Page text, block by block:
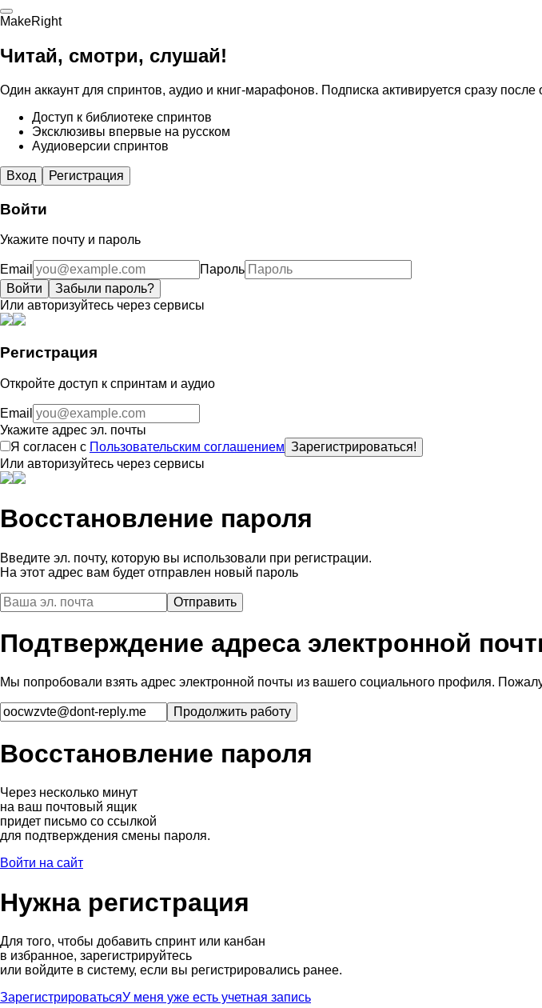
MakeRight
Читай, смотри, слушай!
Один аккаунт для спринтов, аудио и книг-марафонов. Подписка активируется сразу после
Доступ к библиотеке спринтов
Эксклюзивы впервые на русском
Аудиоверсии спринтов
Вход Регистрация
Войти
Укажите почту и пароль
Email
Пароль
Войти
Забыли пароль?
Или авторизуйтесь через сервисы
Регистрация
Откройте доступ к спринтам и аудио
Email
Укажите адрес эл. почты
Я согласен с Пользовательским соглашением Зарегистрироваться!
Или авторизуйтесь через сервисы
Восстановление пароля
Введите эл. почту, которую вы использовали при регистрации.
На этот адрес вам будет отправлен новый пароль
Подтверждение адреса электронной
Мы попробовали взять адрес электронной почты из вашего социального профиля.
Восстановление пароля
Через несколько минут
на ваш почтовый ящик
придет письмо со ссылкой
для подтверждения смены пароля.
Войти на сайт
Нужна регистрация
Для того, чтобы добавить спринт или канбан
в избранное, зарегистрируйтесь
или войдите в систему, если вы регистрировались ранее.
ЗарегистрироватьсяУ меня уже есть учетная запись